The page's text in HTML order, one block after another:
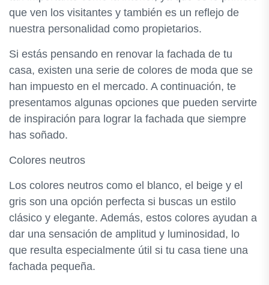
que ven los visitantes y también es un reflejo de
nuestra personalidad como propietarios.
Si estás pensando en renovar la fachada de tu
casa, existen una serie de colores de moda que se
han impuesto en el mercado. A continuación, te
presentamos algunas opciones que pueden servirte
de inspiración para lograr la fachada que siempre
has soñado.
Colores neutros
Los colores neutros como el blanco, el beige y el
gris son una opción perfecta si buscas un estilo
clásico y elegante. Además, estos colores ayudan a
dar una sensación de amplitud y luminosidad, lo
que resulta especialmente útil si tu casa tiene una
fachada pequeña.